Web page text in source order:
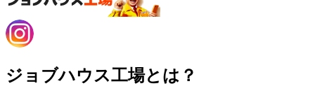
ジョブハウス工場とは？